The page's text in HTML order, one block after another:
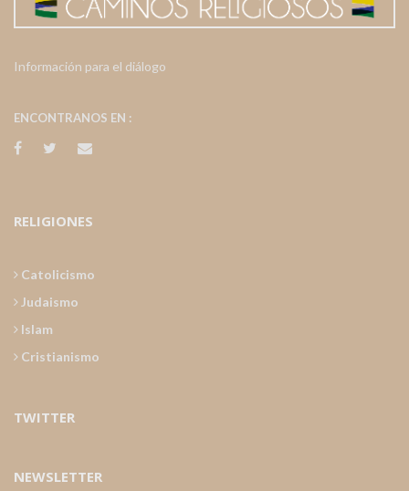
Información para el diálogo
ENCONTRANOS EN :
RELIGIONES
Catolicismo
Judaismo
Islam
Cristianismo
TWITTER
NEWSLETTER